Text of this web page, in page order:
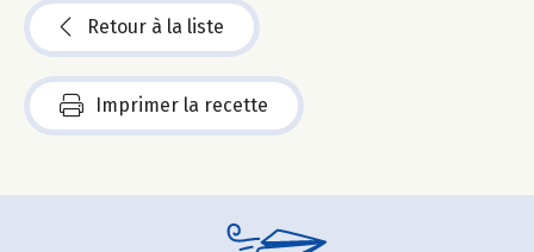
Retour à la liste
Imprimer la recette